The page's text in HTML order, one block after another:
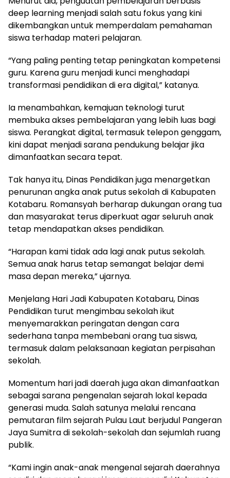
deep learning menjadi salah satu fokus yang kini
dikembangkan untuk memperdalam pemahaman
siswa terhadap materi pelajaran.
“Yang paling penting tetap peningkatan kompetensi
guru. Karena guru menjadi kunci menghadapi
transformasi pendidikan di era digital,” katanya.
Ia menambahkan, kemajuan teknologi turut
membuka akses pembelajaran yang lebih luas bagi
siswa. Perangkat digital, termasuk telepon genggam,
kini dapat menjadi sarana pendukung belajar jika
dimanfaatkan secara tepat.
Tak hanya itu, Dinas Pendidikan juga menargetkan
penurunan angka anak putus sekolah di Kabupaten
Kotabaru. Romansyah berharap dukungan orang tua
dan masyarakat terus diperkuat agar seluruh anak
tetap mendapatkan akses pendidikan.
“Harapan kami tidak ada lagi anak putus sekolah.
Semua anak harus tetap semangat belajar demi
masa depan mereka,” ujarnya.
Menjelang Hari Jadi Kabupaten Kotabaru, Dinas
Pendidikan turut mengimbau sekolah ikut
menyemarakkan peringatan dengan cara
sederhana tanpa membebani orang tua siswa,
termasuk dalam pelaksanaan kegiatan perpisahan
sekolah.
Momentum hari jadi daerah juga akan dimanfaatkan
sebagai sarana pengenalan sejarah lokal kepada
generasi muda. Salah satunya melalui rencana
pemutaran film sejarah Pulau Laut berjudul Pangeran
Jaya Sumitra di sekolah-sekolah dan sejumlah ruang
publik.
“Kami ingin anak-anak mengenal sejarah daerahnya